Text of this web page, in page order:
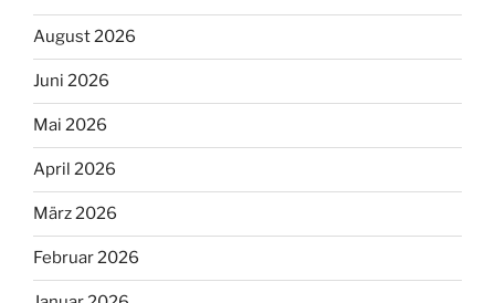
August 2026
Juni 2026
Mai 2026
April 2026
März 2026
Februar 2026